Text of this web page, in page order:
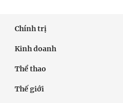
Chính trị
Kinh doanh
Thể thao
Thế giới